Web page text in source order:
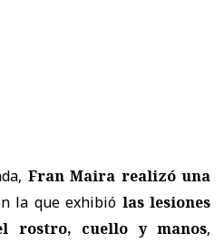
Fran Maira realizó una
la que exhibió las lesiones
rostro, cuello y manos,